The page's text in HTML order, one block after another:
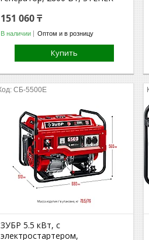
151 060 ₸
В наличии Оптом и в розницу
Купить
СБ-5500Е
ЗУБР 5.5 кВт, с
электростартером,